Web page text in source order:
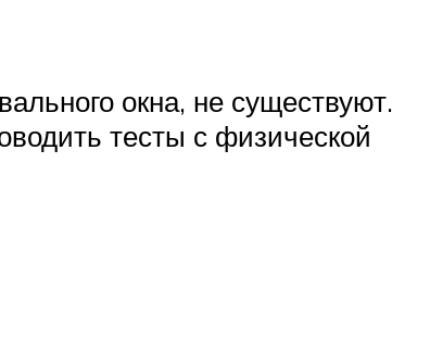
окна, не существуют.
тесты с физической